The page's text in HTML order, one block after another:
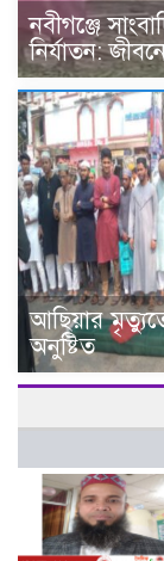
নবীগঞ্জে
নির্যাতন:
আ‌ছিয়ার
অনু‌ষ্টিত